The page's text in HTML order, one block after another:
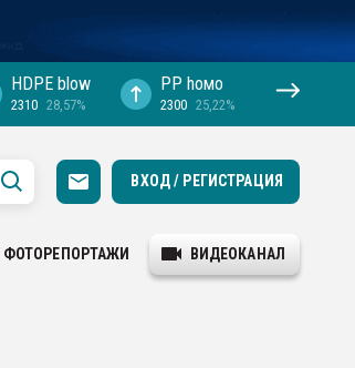
HDPE blow
2310 28,57%
PP hомо
2300 25,22%
ВХОД / РЕГИСТРАЦИЯ
ФОТОРЕПОРТАЖИ ВИДЕОКАНАЛ